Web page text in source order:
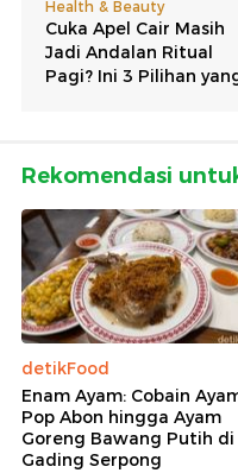
Rekomendasi
detikFood
Enam Ayam: Cobain
Pop Abon hingga Ayam
Goreng Bawang Putih di
Gading Serpong